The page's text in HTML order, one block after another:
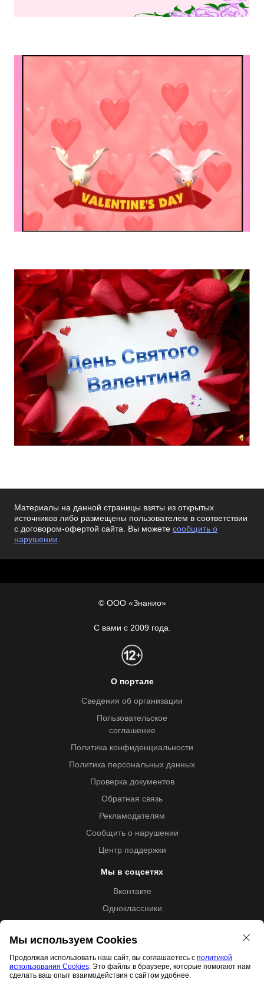
Материалы на данной страницы взяты из открытых
источников либо размещены пользователем в соответствии
с договором-офертой сайта. Вы можете сообщить о
нарушении.
© ООО «Знанио»
С вами с 2009 года.
О портале
Сведения об организации
Пользовательское
соглашение
Политика конфиденциальности
Политика персональных данных
Проверка документов
Обратная связь
Рекламодателям
Сообщить о нарушении
Центр поддержки
Мы в соцсетях
Вконтакте
Одноклассники
Образовательная лицензия №5257 от 09.09.2020 (Л035-
Мы используем Cookies
Продолжая использовать наш сайт, вы соглашаетесь с политикой
использования Cookies. Это файлы в браузере, которые помогают нам
сделать ваш опыт взаимодействия с сайтом удобнее.